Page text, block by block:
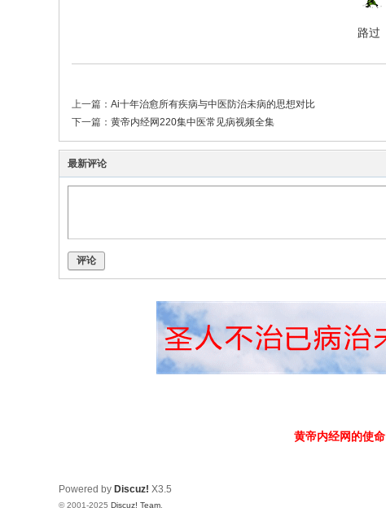
路过
上一篇： Ai十年治愈所有疾病与中医防治未病的思想对比
下一篇： 黄帝内经网220集中医常见病视频全集
最新评论
评论
黄帝内经网的使
Powered by Discuz! X3.5
© 2001-2025 Discuz! Team